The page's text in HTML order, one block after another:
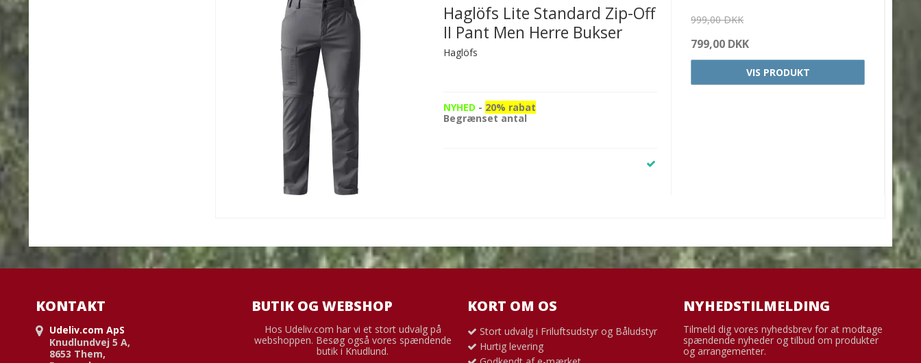
Haglöfs Lite Standard Zip-Off
II Pant Men Herre Bukser
Haglöfs
NYHED - 20% rabat
Begrænset antal
999,00 DKK
799,00 DKK
VIS PRODUKT
KONTAKT
Udeliv.com ApS
Knudlundvej 5 A,
8653 Them,
BUTIK OG WEBSHOP
Hos Udeliv.com har vi et stort udvalg på
webshoppen. Besøg også vores spændende
butik i Knudlund.
KORT OM OS
Stort udvalg i Friluftsudstyr og Båludstyr
Hurtig levering
NYHEDSTILMELDING
Tilmeld dig vores nyhedsbrev for at modtage
spændende nyheder og tilbud om produkter
og arrangementer.